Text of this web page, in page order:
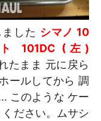
した シマノ 10
101DC (左)
たまま 元に戻ら
ールしてから 調
このような ケー
ください。ムサシ